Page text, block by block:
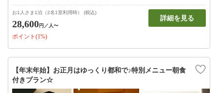
お1人さま1泊（2名1室利用時） (税込)
28,600円 ／人〜
ポイント(1%)
詳細を見る
【年末年始】お正月はゆっくり都和で♪特別メニュー朝食
付きプラン☆